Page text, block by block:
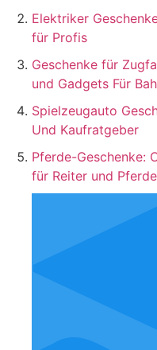
Elektriker
für Profis
Geschenke für
und Gadgets Für
Spielzeugauto
Und Kaufratgeber
Pferde-Geschenke:
für Reiter und